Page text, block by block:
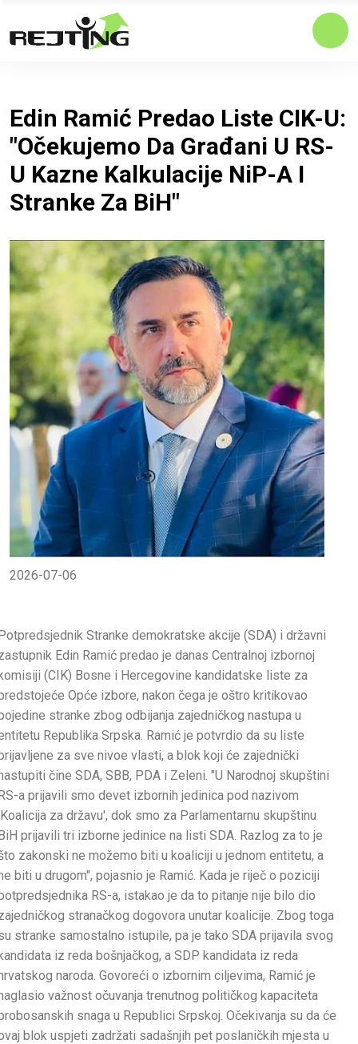
Edin Ramić Predao Liste CIK-U:
"Očekujemo Da Građani U RS-
U Kazne Kalkulacije NiP-A I
Stranke Za BiH"
2026-07-06
Stranke demokratske akcije (SDA) i državni
Edin Ramić predao je danas Centralnoj izbornoj
(CIK) Bosne i Hercegovine kandidatske liste za
Opće izbore, nakon čega je oštro kritikovao
stranke zbog odbijanja zajedničkog nastupa u
Republika Srpska. Ramić je potvrdio da su liste
za sve nivoe vlasti, a blok koji će zajednički
čine SDA, SBB, PDA i Zeleni. "U Narodnoj skupštini
a prijavili smo devet izbornih jedinica pod nazivom
za državu', dok smo za Parlamentarnu skupštinu
prijavili tri izborne jedinice na listi SDA. Razlog za to je
zakonski ne možemo biti u koaliciji u jednom entitetu, a
biti u drugom", pojasnio je Ramić. Kada je riječ o poziciji
RS-a, istakao je da to pitanje nije bilo dio
stranačkog dogovora unutar koalicije. Zbog toga
stranke samostalno istupile, pa je tako SDA prijavila svog
iz reda bošnjačkog, a SDP kandidata iz reda
naroda. Govoreći o izbornim ciljevima, Ramić je
važnost očuvanja trenutnog političkog kapaciteta
snaga u Republici Srpskoj. Očekivanja su da će
blok uspjeti zadržati sadašnjih pet poslaničkih mjesta u